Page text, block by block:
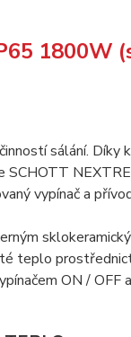
1800W
sálání. Díky
SCHOTT
vypínač a
teplo
ON / OFF